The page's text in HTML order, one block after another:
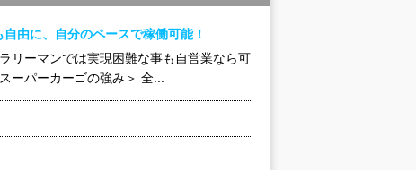
由に、自分のペースで稼働可能！
リーマンでは実現困難な事も自営業なら可
ーパーカーゴの強み＞ 全...